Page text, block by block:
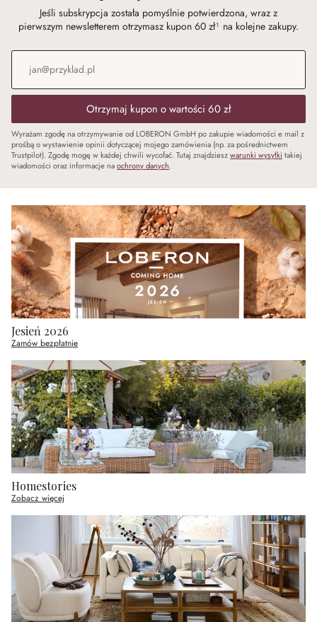
Jeśli subskrypcja została pomyślnie potwierdzona, wraz z
pierwszym newsletterem otrzymasz kupon 60 zł¹ na kolejne zakupy.
Adres e-mail
Otrzymaj kupon o wartości 60 zł
Wyrażam zgodę na otrzymywanie od LOBERON GmbH po zakupie wiadomości e mail z
prośbą o wystawienie opinii dotyczącej mojego zamówienia (np. za pośrednictwem
Trustpilot). Zgodę mogę w każdej chwili wycofać. Tutaj znajdzieszwarunki wysyłki takiej
wiadomości oraz informacje naochrony danych.
Jesień 2026
Zamów bezpłatnie
Homestories
Zobacz więcej